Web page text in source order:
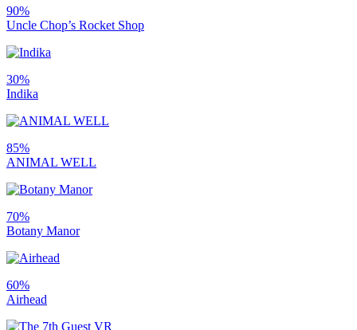
90%
Uncle Chop’s Rocket Shop
30%
Indika
85%
ANIMAL WELL
70%
Botany Manor
60%
Airhead